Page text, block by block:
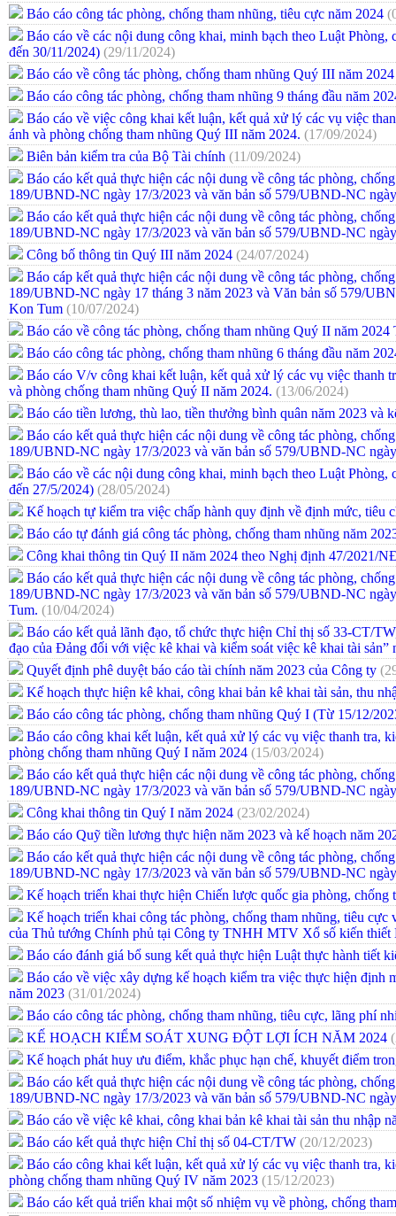
Báo cáo công tác phòng, chống tham nhũng, tiêu cực năm 2024
Báo cáo về các nội dung công khai, minh bạch theo Luật
đến 30/11/2024) (29/11/2024)
Báo cáo về công tác phòng, chống tham nhũng Quý III năm
Báo cáo công tác phòng, chống tham nhũng 9 tháng đầu năm
Báo cáo về việc công khai kết luận, kết quả xử lý các vụ việc
ánh và phòng chống tham nhũng Quý III năm 2024. (17/09/2024)
Biên bản kiểm tra của Bộ Tài chính (11/09/2024)
Báo cáo kết quả thực hiện các nội dung về công tác phòng,
189/UBND-NC ngày 17/3/2023 và văn bản số 579/UBND-NC
Báo cáo kết quả thực hiện các nội dung về công tác phòng,
189/UBND-NC ngày 17/3/2023 và văn bản số 579/UBND-NC
Công bố thông tin Quý III năm 2024 (24/07/2024)
Báo cáp kết quả thực hiện các nội dung về công tác phòng,
189/UBND-NC ngày 17 tháng 3 năm 2023 và Văn bản số 579/
Kon Tum (10/07/2024)
Báo cáo về công tác phòng, chống tham nhũng Quý II năm
Báo cáo công tác phòng, chống tham nhũng 6 tháng đầu năm
Báo cáo V/v công khai kết luận, kết quả xử lý các vụ việc thanh
và phòng chống tham nhũng Quý II năm 2024. (13/06/2024)
Báo cáo tiền lương, thù lao, tiền thưởng bình quân năm 2023 và
Báo cáo kết quả thực hiện các nội dung về công tác phòng,
189/UBND-NC ngày 17/3/2023 và văn bản số 579/UBND-NC
Báo cáo về các nội dung công khai, minh bạch theo Luật
đến 27/5/2024) (28/05/2024)
Kế hoạch tự kiểm tra việc chấp hành quy định về định mức, tiêu
Báo cáo tự đánh giá công tác phòng, chống tham nhũng năm
Công khai thông tin Quý II năm 2024 theo Nghị định 47/2021/
Báo cáo kết quả thực hiện các nội dung về công tác phòng,
189/UBND-NC ngày 17/3/2023 và văn bản số 579/UBND-NC
Tum. (10/04/2024)
Báo cáo kết quả lãnh đạo, tổ chức thực hiện Chỉ thị số 33-CT/
đạo của Đảng đối với việc kê khai và kiểm soát việc kê khai tài sản”
Quyết định phê duyệt báo cáo tài chính năm 2023 của Công ty
Kế hoạch thực hiện kê khai, công khai bản kê khai tài sản, thu
Báo cáo công tác phòng, chống tham nhũng Quý I (Từ 15/12/
Báo cáo công khai kết luận, kết quả xử lý các vụ việc thanh tra,
phòng chống tham nhũng Quý I năm 2024 (15/03/2024)
Báo cáo kết quả thực hiện các nội dung về công tác phòng,
189/UBND-NC ngày 17/3/2023 và văn bản số 579/UBND-NC
Công khai thông tin Quý I năm 2024 (23/02/2024)
Báo cáo Quỹ tiền lương thực hiện năm 2023 và kế hoạch năm
Báo cáo kết quả thực hiện các nội dung về công tác phòng,
189/UBND-NC ngày 17/3/2023 và văn bản số 579/UBND-NC
Kế hoạch triển khai thực hiện Chiến lược quốc gia phòng,
Kế hoạch triển khai công tác phòng, chống tham nhũng, tiêu
của Thủ tướng Chính phủ tại Công ty TNHH MTV Xổ số kiến
Báo cáo đánh giá bổ sung kết quả thực hiện Luật thực hành tiết
Báo cáo về việc xây dựng kế hoạch kiểm tra việc thực hiện định
năm 2023 (31/01/2024)
Báo cáo công tác phòng, chống tham nhũng, tiêu cực, lãng phí
KẾ HOẠCH KIỂM SOÁT XUNG ĐỘT LỢI ÍCH NĂM 2024
Kế hoạch phát huy ưu điểm, khắc phục hạn chế, khuyết điểm
Báo cáo kết quả thực hiện các nội dung về công tác phòng,
189/UBND-NC ngày 17/3/2023 và văn bản số 579/UBND-NC
Báo cáo về việc kê khai, công khai bản kê khai tài sản thu nhập
Báo cáo kết quả thực hiện Chỉ thị số 04-CT/TW (20/12/2023)
Báo cáo công khai kết luận, kết quả xử lý các vụ việc thanh tra,
phòng chống tham nhũng Quý IV năm 2023 (15/12/2023)
Báo cáo kết quả triển khai một số nhiệm vụ về phòng, chống